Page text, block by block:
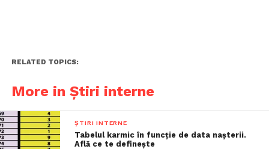
RELATED TOPICS:
More in Știri interne
ȘTIRI INTERNE
Tabelul karmic în funcție de data nașterii.
Află ce te definește